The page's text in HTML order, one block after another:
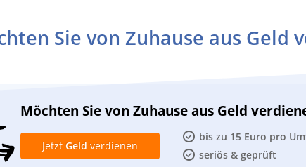
Sie von Zuhause aus Geld
Möchten Sie von Zuhause aus Geld
bis zu 15 Euro pro
seriös & geprüft
Jetzt Geld verdienen Ihr Kind